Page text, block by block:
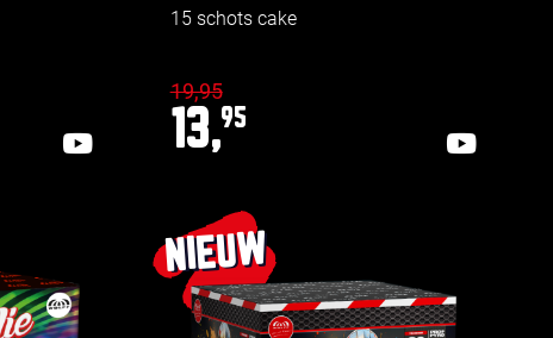
15 schots cake
19,95
13,95
NIEUW